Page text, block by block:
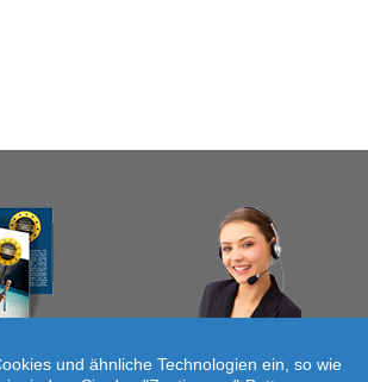
Ihr
und ähnliche Technologien ein, so wie